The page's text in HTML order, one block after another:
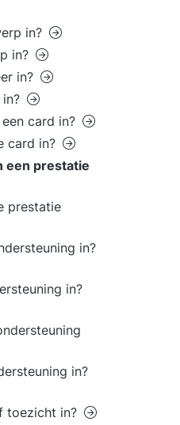
in?
in?
in?
card in?
card in?
een prestatie
prestatie
in?
in?
in?
toezicht in?